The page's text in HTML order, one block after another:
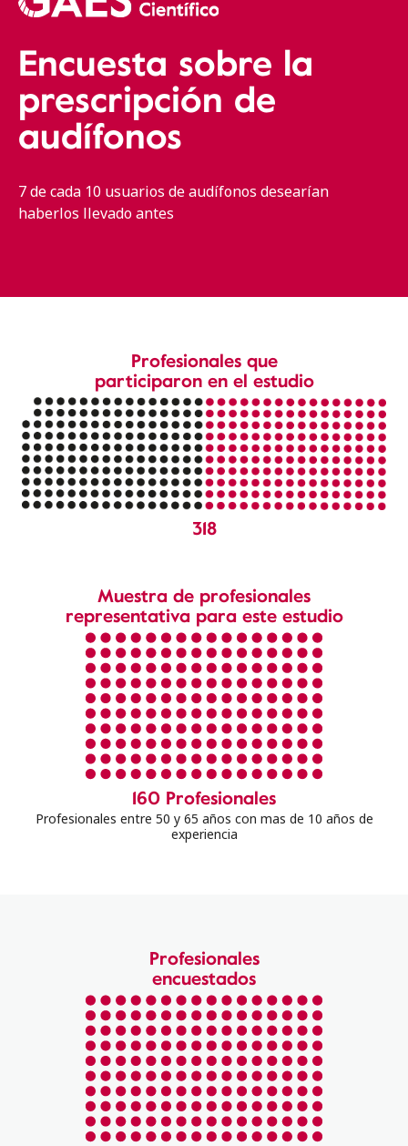
Encuesta sobre la
prescripción de
audífonos
7 de cada 10 usuarios de audífonos desearían
haberlos llevado antes
Profesionales que
participaron en el estudio
318
Muestra de profesionales
representativa para este estudio
160 Profesionales
Profesionales entre 50 y 65 años con mas de 10 años de
experiencia
Profesionales
encuestados